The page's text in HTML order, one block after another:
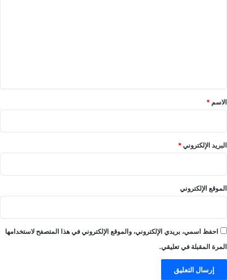
*
الاسم *
البريد الإلكتروني*
الموقع الإلكتروني
احفظ اسمي، بريدي الإلكتروني، والموقع الإلكتروني في هذا المتصفح لاستخدامها
المرة المقبلة في تعليقي.